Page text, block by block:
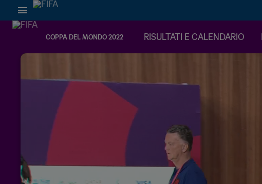
COPPA DEL MONDO 2022 RISULTATI E CALENDARIO